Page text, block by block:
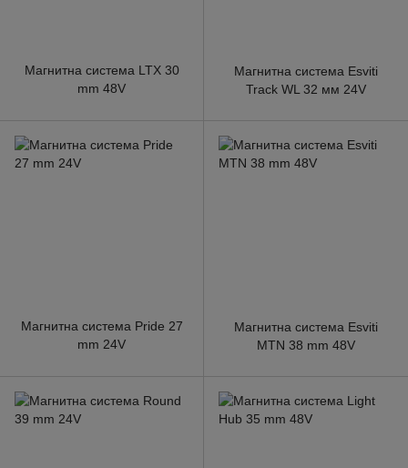
Магнитна система LTX 30
mm 48V
Магнитна система Esviti
Track WL 32 мм 24V
Магнитна система Pride 27
mm 24V
Магнитна система Esviti
MTN 38 mm 48V